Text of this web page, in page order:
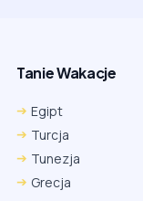
Tanie Wakacje
Egipt
Turcja
Tunezja
Grecja